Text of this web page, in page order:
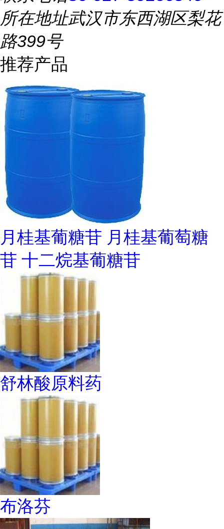
所在地址武汉市东西湖区梨花
路399号
推荐产品
月桂基葡糖苷 月桂基葡萄糖
苷 十二烷基葡糖苷
舒林酸原料药
布洛芬